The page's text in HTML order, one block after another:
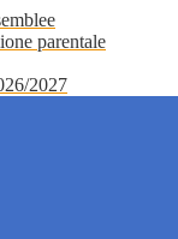
parentale
2027